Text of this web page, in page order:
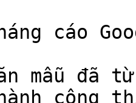
cáo
mẫu đã
công